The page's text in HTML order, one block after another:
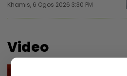
Khamis, 6 Ogos 2026 3:30 PM
Video